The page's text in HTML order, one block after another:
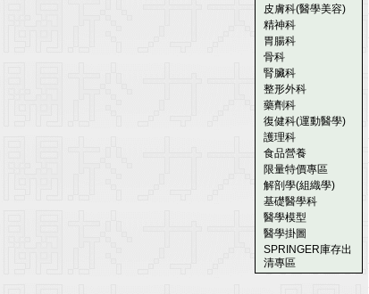
皮膚科(醫學美容)
精神科
胃腸科
骨科
腎臟科
整形外科
藥劑科
復健科(運動醫學)
護理科
食品營養
限量特價專區
解剖學(組織學)
基礎醫學科
醫學模型
醫學掛圖
SPRINGER庫存出
清專區